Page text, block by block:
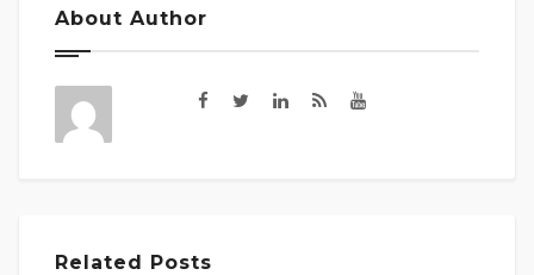
About Author
Related Posts